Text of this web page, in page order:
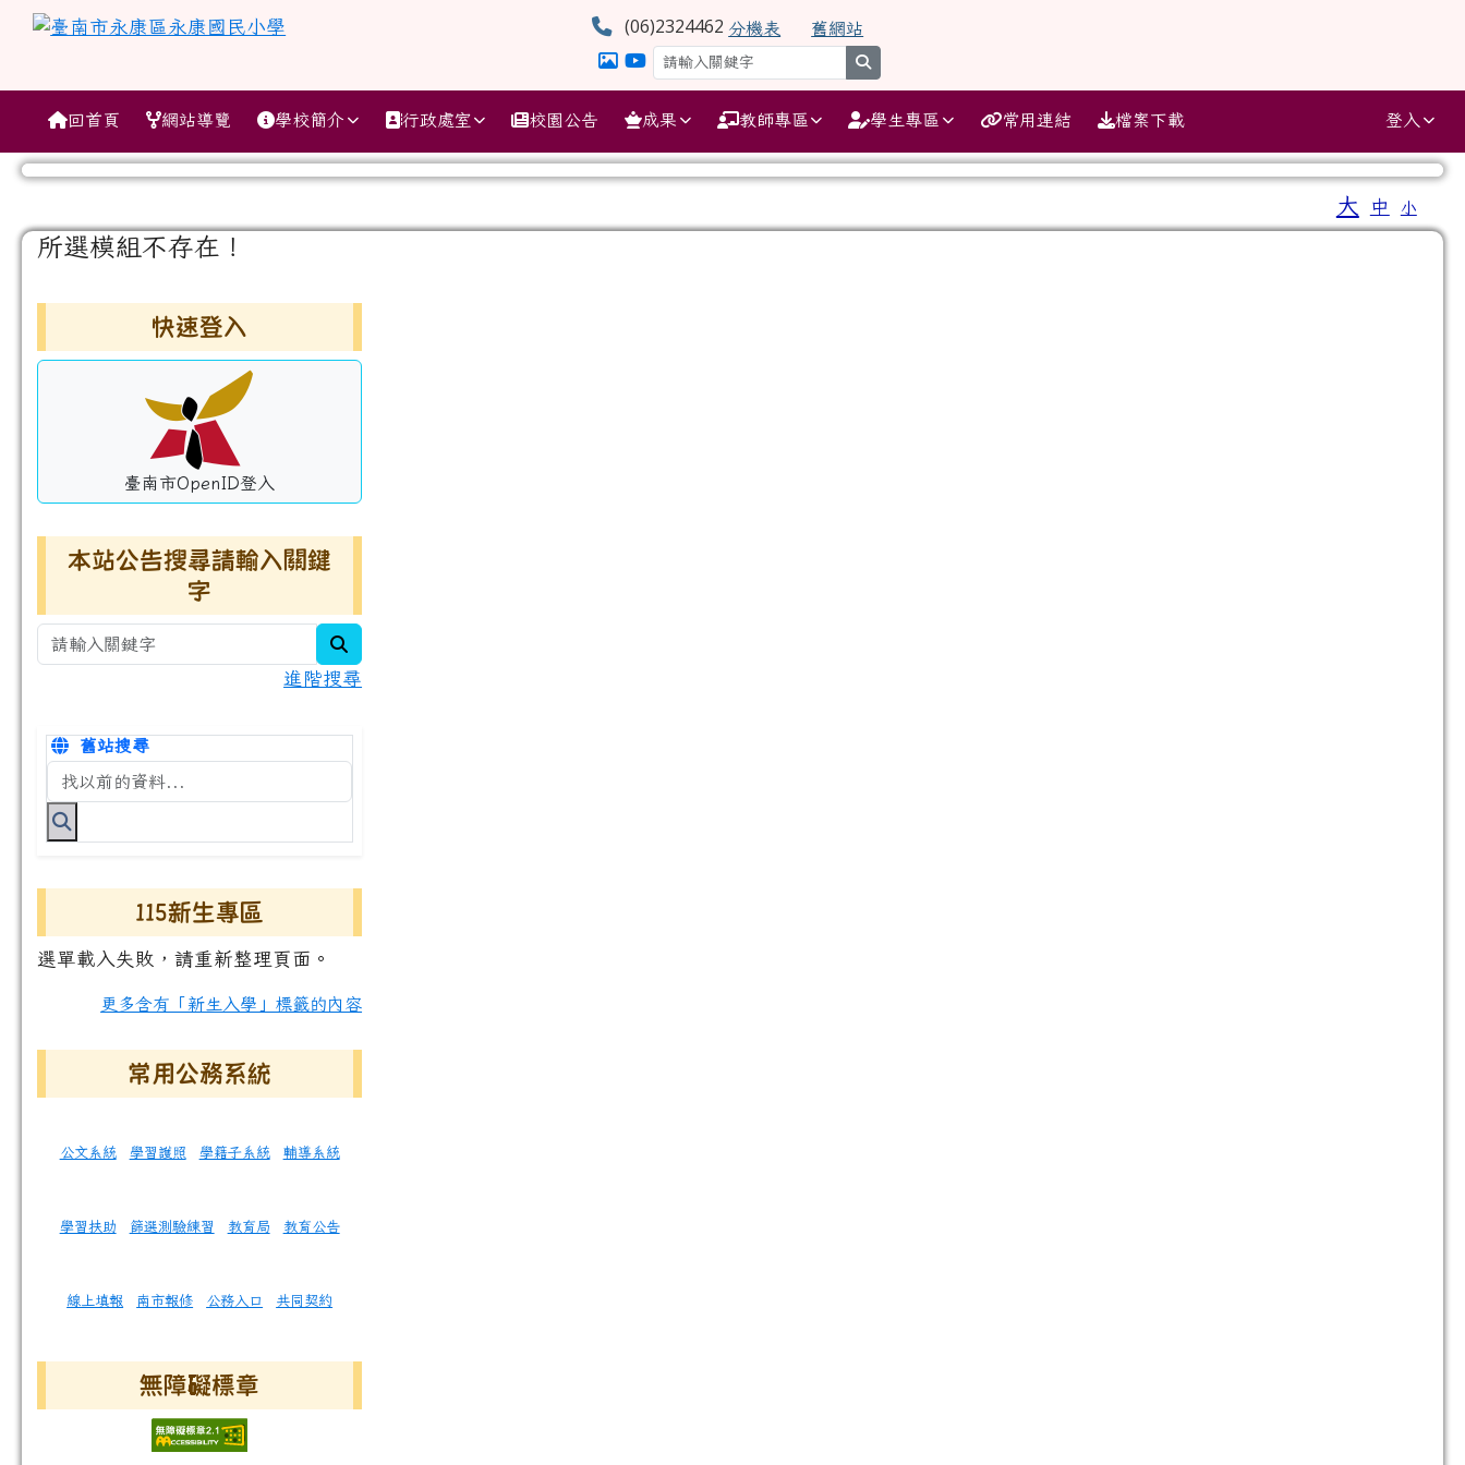
跳至主內容區
臺南市永康區永康國民小學 (06)2324462 分機表 舊網站
導覽列
回首頁 網站導覽 學校簡介 行政處室 校園公告 成果 教師專區 學生專區 常用連結 檔案下載 登入
⏸
大 中 小
主內容區域
所選模組不存在！
左邊區域內容
快速登入
臺南市OpenID登入
本站公告搜尋請輸入關鍵
字
進階搜尋
舊站搜尋
搜尋台南市永康國小全球資訊網關鍵字
115新生專區
選單載入失敗，請重新整理頁面。
更多含有「新生入學」標籤的內容
常用公務系統
公文系統 學習護照 學籍子系統 輔導系統
學習扶助 篩選測驗練習 教育局 教育公告
線上填報 南市報修 公務入口 共同契約
無障礙標章
頁尾區域